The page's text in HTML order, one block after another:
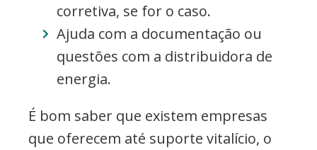
corretiva, se for o caso.
Ajuda com a documentação ou
questões com a distribuidora de
energia.
É bom saber que existem empresas
que oferecem até suporte vitalício, o